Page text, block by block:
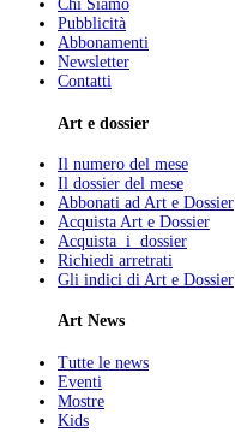
Chi Siamo
Pubblicità
Abbonamenti
Newsletter
Contatti
Art e dossier
Il numero del mese
Il dossier del mese
Abbonati ad Art e Dossier
Acquista Art e Dossier
Acquista i dossier
Richiedi arretrati
Gli indici di Art e Dossier
Art News
Tutte le news
Eventi
Mostre
Kids